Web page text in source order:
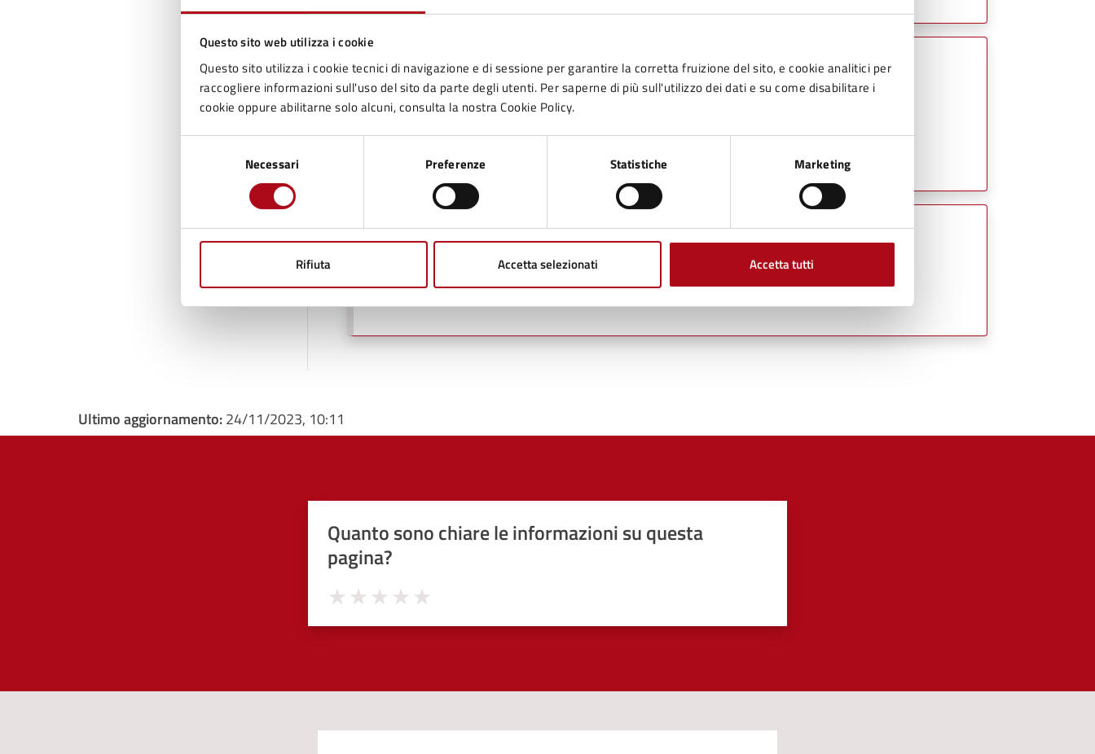
Questo sito web utilizza i cookie
Questo sito utilizza i cookie tecnici di navigazione e di sessione per garantire la corretta fruizione del sito, e cookie analitici per
raccogliere informazioni sull'uso del sito da parte degli utenti. Per saperne di più sull'utilizzo dei dati e su come disabilitare i
cookie oppure abilitarne solo alcuni, consulta la nostra Cookie Policy.
Necessari Preferenze Statistiche Marketing
Rifiuta Accetta selezionati Accetta tutti
Stefano Gradassi
Telefono:0547699708
E-mail:gradassi_s@comune.mercatosaraceno.fc.it
Valentina Gori
0547699709
Ultimo aggiornamento:24/11/2023, 10:11
Quanto sono chiare le informazioni su questa
pagina?